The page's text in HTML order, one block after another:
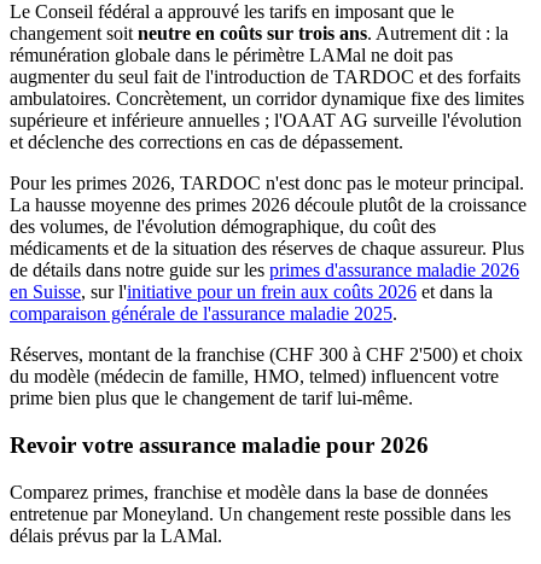
Le Conseil fédéral a approuvé les tarifs en imposant que le
changement soit neutre en coûts sur trois ans. Autrement dit : la
rémunération globale dans le périmètre LAMal ne doit pas
augmenter du seul fait de l'introduction de TARDOC et des forfaits
ambulatoires. Concrètement, un corridor dynamique fixe des limites
supérieure et inférieure annuelles ; l'OAAT AG surveille l'évolution
et déclenche des corrections en cas de dépassement.
Pour les primes 2026, TARDOC n'est donc pas le moteur principal.
La hausse moyenne des primes 2026 découle plutôt de la croissance
des volumes, de l'évolution démographique, du coût des
médicaments et de la situation des réserves de chaque assureur. Plus
de détails dans notre guide sur les primes d'assurance maladie 2026
en Suisse, sur l'initiative pour un frein aux coûts 2026 et dans la
comparaison générale de l'assurance maladie 2025.
Réserves, montant de la franchise (CHF 300 à CHF 2'500) et choix
du modèle (médecin de famille, HMO, telmed) influencent votre
prime bien plus que le changement de tarif lui-même.
Revoir votre assurance maladie pour 2026
Comparez primes, franchise et modèle dans la base de données
entretenue par Moneyland. Un changement reste possible dans les
délais prévus par la LAMal.